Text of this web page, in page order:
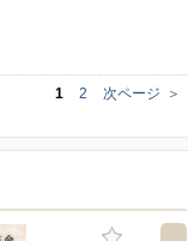
1 2 次ページ ＞